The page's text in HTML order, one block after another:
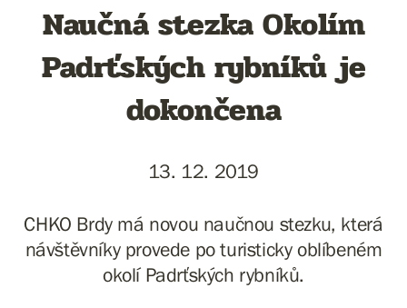
Naučná stezka Okolím
Padrťských rybníků je
dokončena
13. 12. 2019
CHKO Brdy má novou naučnou stezku, která
návštěvníky provede po turisticky oblíbeném
okolí Padrťských rybníků.